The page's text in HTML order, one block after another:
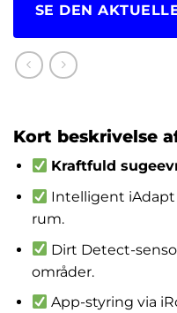
SE DEN
Kort beskrivelse
Kraftfuld
Intelligent
rum.
Dirt Detect-
områder.
App-styring via